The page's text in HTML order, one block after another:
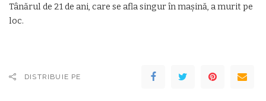
Tânărul de 21 de ani, care se afla singur în maşină, a murit pe
loc.
DISTRIBUIE PE